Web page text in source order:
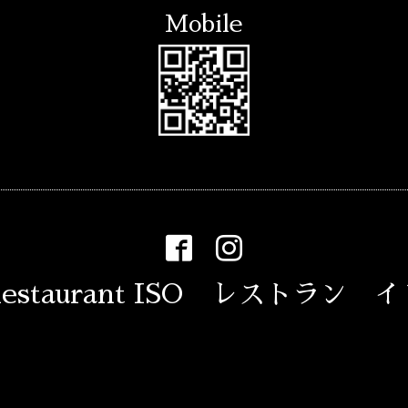
Mobile
ISO レストラン イ